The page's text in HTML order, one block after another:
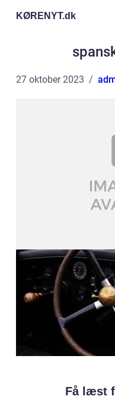
KØRENYT.dk
27 oktober 2023
Få læst